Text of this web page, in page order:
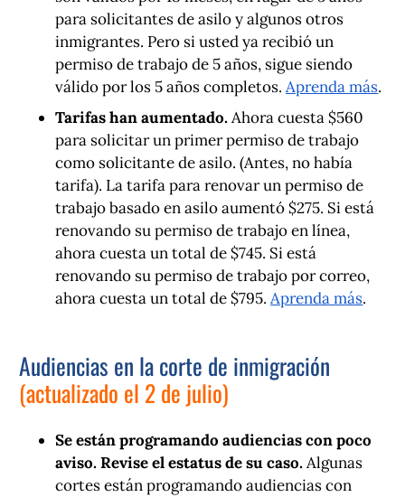
para solicitantes de asilo y algunos otros
inmigrantes. Pero si usted ya recibió un
permiso de trabajo de 5 años, sigue siendo
válido por los 5 años completos.Aprenda más.
Tarifas han aumentado.Ahora cuesta $560
para solicitar un primer permiso de trabajo
como solicitante de asilo. (Antes, no había
tarifa). La tarifa para renovar un permiso de
trabajo basado en asilo aumentó $275. Si está
renovando su permiso de trabajoen línea,
ahora cuesta un total de $745. Si está
renovando su permiso de trabajo porcorreo,
ahora cuesta un total de $795.Aprenda más.
Audiencias en la corte de inmigración
(actualizado el 2 de julio)
Se están programando audiencias con poco
aviso. Revise el estatus de su caso.Algunas
cortes están programando audiencias con